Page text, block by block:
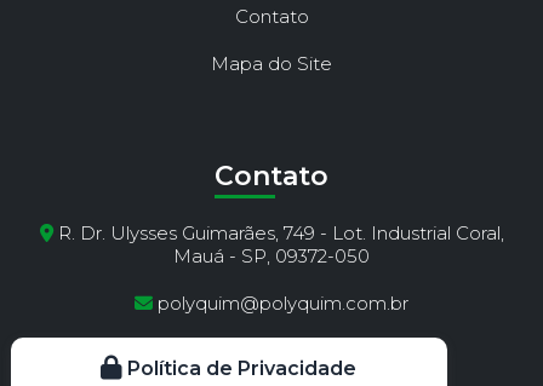
Contato
Mapa do Site
Contato
R. Dr. Ulysses Guimarães, 749 - Lot. Industrial Coral,
Mauá - SP, 09372-050
polyquim@polyquim.com.br
Política de Privacidade